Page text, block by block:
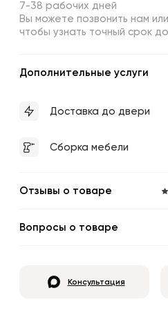
7-38 рабочих дней
Вы можете позвонить нам
чтобы узнать точный срок
Дополнительные услуги
Доставка до двери
Сборка мебели
Отзывы о товаре
Вопросы о товаре
Консультация